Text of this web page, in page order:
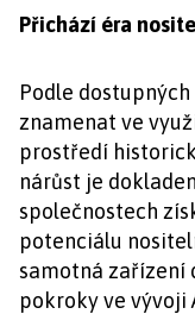
Přichází éra
Podle
znamenat ve
prostředí
nárůst je
společnostech
potenciálu
samotná zařízení
pokroky ve vývoji